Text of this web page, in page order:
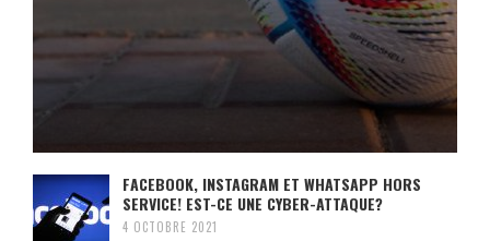
FACEBOOK, INSTAGRAM ET WHATSAPP HORS
SERVICE! EST-CE UNE CYBER-ATTAQUE?
4 OCTOBRE 2021